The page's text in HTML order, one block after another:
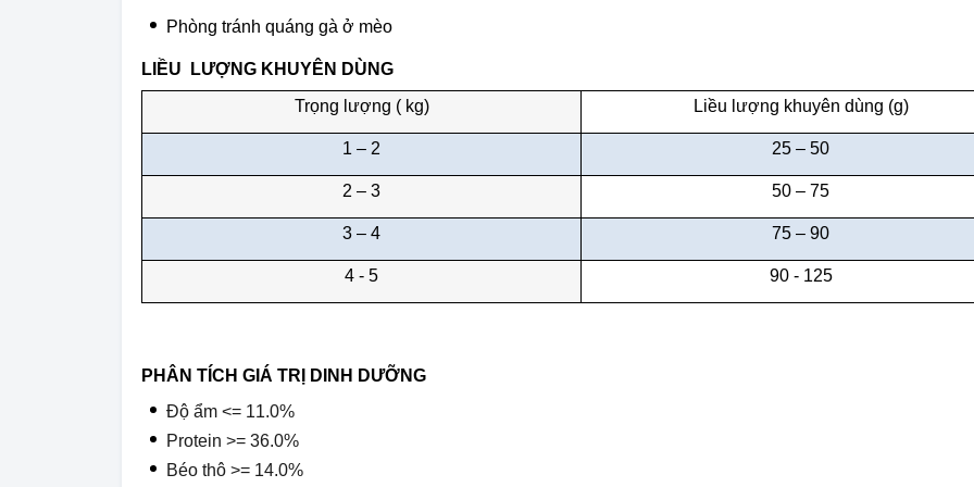
Phòng tránh quáng gà ở mèo
LIỀU LƯỢNG KHUYÊN DÙNG
Trọng lượng ( kg)
Liều lượng khuyên dùng (g)
1 – 2 25 – 50
2 – 3 50 – 75
3 – 4 75 – 90
4 - 5 90 - 125
PHÂN TÍCH GIÁ TRỊ DINH DƯỠNG
Độ ẩm <= 11.0%
Protein >= 36.0%
Béo thô >= 14.0%